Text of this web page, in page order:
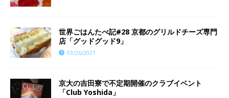
世界ごはんたべ記#28 京都のグリルドチーズ専門
店「グッドグッド9」
03/26/2021
京大の吉田寮で不定期開催のクラブイベント
「Club Yoshida」